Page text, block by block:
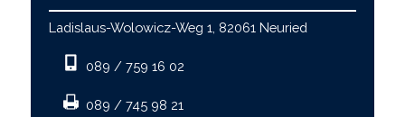
Ladislaus-Wolowicz-Weg 1, 82061 Neuried
089 / 759 16 02
089 / 745 98 21